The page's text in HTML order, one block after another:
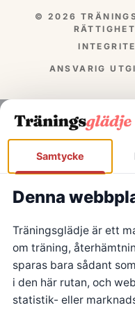
© 2026
ANSVARIG
Samtycke
Denna
Träningsglädje är ett
om träning,
sparas bara sådant
i den här rutan, och
statistik- eller